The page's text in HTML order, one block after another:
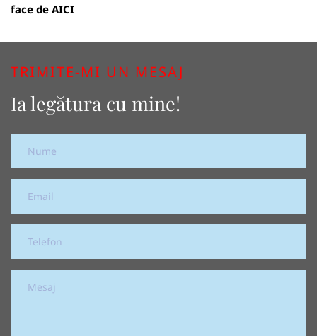
face de AICI
TRIMITE-MI UN MESAJ
Ia legătura cu mine!